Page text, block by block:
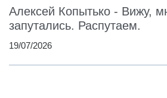
Алексей Копытько - Вижу,
запутались. Распутаем.
19/07/2026